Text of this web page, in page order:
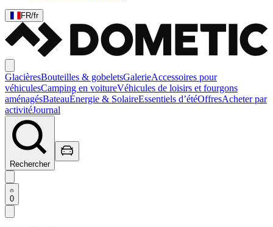
FR/fr
GlacièresBouteilles & gobeletsGalerieAccessoires pour
véhiculesCamping en voitureVéhicules de loisirs et fourgons
aménagésBateauÉnergie & SolaireEssentiels d’étéOffresAcheter par
activitéJournal
Rechercher
0